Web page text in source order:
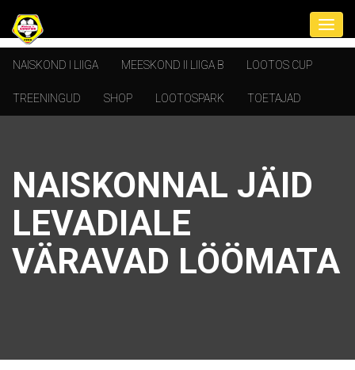
NAISKOND I LIIGA MEESKOND II LIIGA B LOOTOS CUP
TREENINGUD SHOP LOOTOSPARK TOETAJAD
NAISKONNAL JÄID
LEVADIALE
VÄRAVAD LÖÖMATA